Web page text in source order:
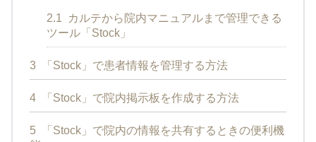
2.1
カルテから院内マニュアルまで管理できる
ツール「Stock」
3 「Stock」で患者情報を管理する方法
4 「Stock」で院内掲示板を作成する方法
5
「Stock」で院内の情報を共有するときの便利機